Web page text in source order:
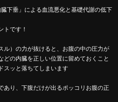
下垂」による血流悪化と基礎代謝の低下
トです！
ル）の力が抜けると、お腹の中の圧力が
の内臓を正しい位置に留めておくこと
スッと落ちてしまいます
り、下腹だけが出るポッコリお腹の正